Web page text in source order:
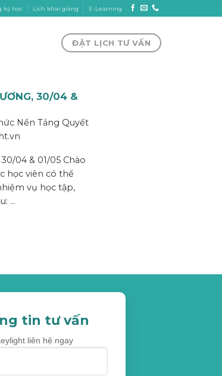
ký học Lịch khai giảng E-Learning
ĐẶT LỊCH TƯ VẤN
30/04 &
Nền Tảng Quyết
04 & 01/05 Chào
học viên có thể
vụ học tập,
...
tin tư vấn
liên hệ ngay